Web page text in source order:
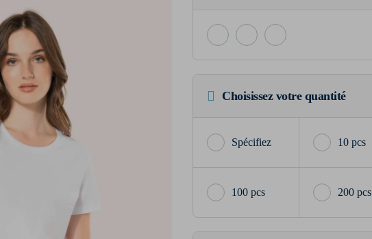
Choisissez votre quantité
10 pcs
100 pcs 200 pcs